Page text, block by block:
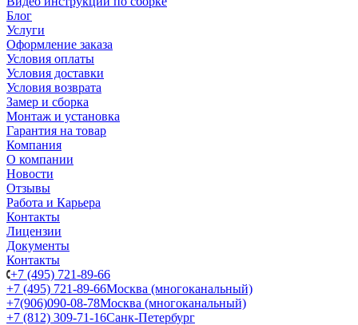
Блог
Услуги
Оформление заказа
Условия оплаты
Условия доставки
Условия возврата
Замер и сборка
Монтаж и установка
Гарантия на товар
Компания
О компании
Новости
Отзывы
Работа и Карьера
Контакты
Лицензии
Документы
Контакты
+7 (495) 721-89-66
+7 (495) 721-89-66Москва (многоканальный)
+7(906)090-08-78Москва (многоканальный)
+7 (812) 309-71-16Санк-Петербург